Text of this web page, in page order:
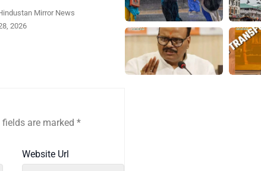
Mirror News
2026
fields are marked *
Website Url